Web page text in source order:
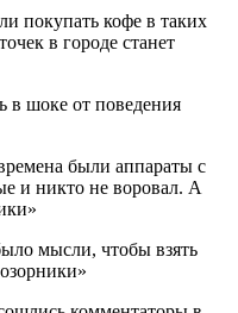
покупать кофе в таких
в городе станет
в шоке от поведения
были аппараты с
и никто не воровал. А
мысли, чтобы взять